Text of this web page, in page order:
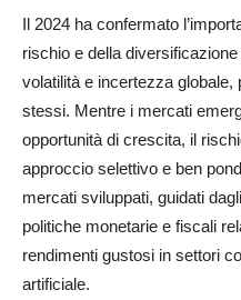
Il 2024 ha confermato
rischio e della
volatilità e incertezza
stessi. Mentre i mercati
opportunità di crescita, il
approccio selettivo e ben
mercati sviluppati, guidati
politiche monetarie e fiscali
rendimenti gustosi in settori
artificiale.